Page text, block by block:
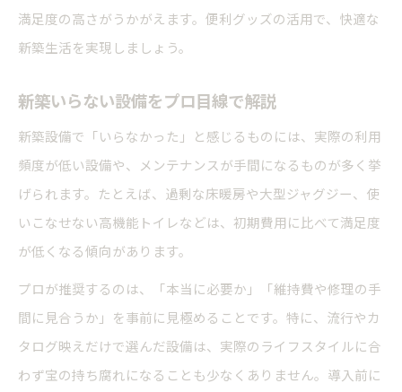
満足度の高さがうかがえます。便利グッズの活用で、快適な
新築生活を実現しましょう。
新築いらない設備をプロ目線で解説
新築設備で「いらなかった」と感じるものには、実際の利用
頻度が低い設備や、メンテナンスが手間になるものが多く挙
げられます。たとえば、過剰な床暖房や大型ジャグジー、使
いこなせない高機能トイレなどは、初期費用に比べて満足度
が低くなる傾向があります。
プロが推奨するのは、「本当に必要か」「維持費や修理の手
間に見合うか」を事前に見極めることです。特に、流行やカ
タログ映えだけで選んだ設備は、実際のライフスタイルに合
わず宝の持ち腐れになることも少なくありません。導入前に